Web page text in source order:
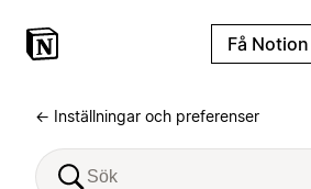
Få
← Inställningar och preferenser